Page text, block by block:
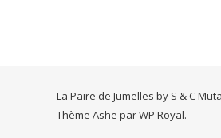
La Paire de Jumelles by S & C
Thème Ashe parWP Royal.